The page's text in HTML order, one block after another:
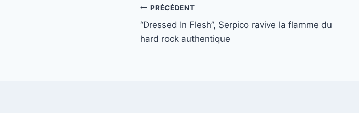
Navigation
de
PRÉCÉDENT
“Dressed In Flesh”, Serpico ravive la flamme du
hard rock authentique